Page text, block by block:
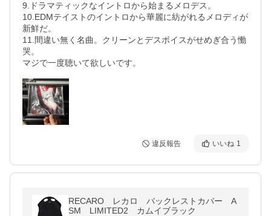
9.ドラマティックなイントロから始まるメロデス。
10.EDMテイストのイントロから華麗に紡がれるメロディが
新鮮だ。
11.間違い無く名曲。クリーンとデスボイスがせめぎ合う慟
哭。
違反報告 いいね 1
RECARO レカロ バックレストカバー A
SM LIMITED2 カムイブラック